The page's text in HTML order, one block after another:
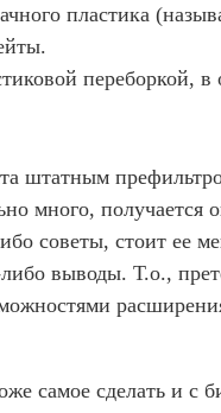
пластика
переборкой, в
штатным
много, получается
советы, стоит ее
выводы. Т.о.,
самое сделать и с